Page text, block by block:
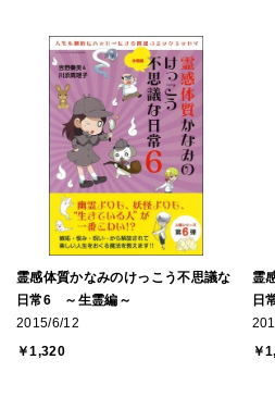
霊感体質かなみのけっこう不思議な
日常6 ～生霊編～
2015/6/12
￥1,320
霊
日
￥